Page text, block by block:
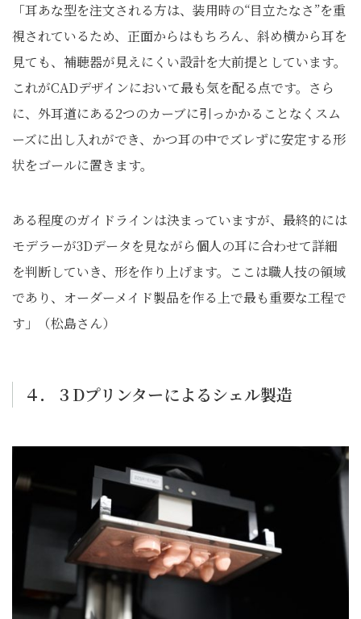
「耳あな型を注文される方は、装用時の“目立たなさ”を重
視されているため、正面からはもちろん、斜め横から耳を
見ても、補聴器が見えにくい設計を大前提としています。
これがCADデザインにおいて最も気を配る点です。さら
に、外耳道にある2つのカーブに引っかかることなくスム
ーズに出し入れができ、かつ耳の中でズレずに安定する形
状をゴールに置きます。
ある程度のガイドラインは決まっていますが、最終的には
モデラーが3Dデータを見ながら個人の耳に合わせて詳細
を判断していき、形を作り上げます。ここは職人技の領域
であり、オーダーメイド製品を作る上で最も重要な工程で
す」（松島さん）
４．３Dプリンターによるシェル製造